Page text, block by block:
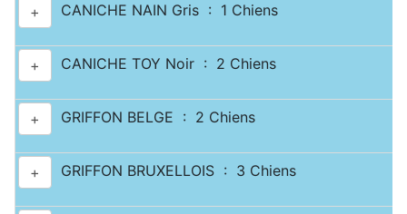
+ CANICHE NAIN Gris : 1 Chiens
+ CANICHE TOY Noir : 2 Chiens
+ GRIFFON BELGE : 2 Chiens
+ GRIFFON BRUXELLOIS : 3 Chiens